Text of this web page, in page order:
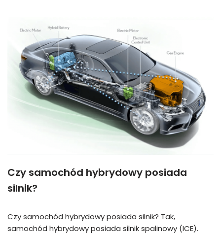
Czy samochód hybrydowy posiada
silnik?
Czy samochód hybrydowy posiada silnik? Tak,
samochód hybrydowy posiada silnik spalinowy (ICE).